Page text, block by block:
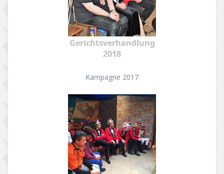
Gerichtsverhandlung
2018
Kampagne 2017